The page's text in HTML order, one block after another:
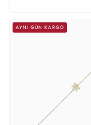
AYNI GÜN KARGO